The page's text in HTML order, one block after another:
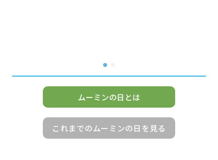
ムーミンの日とは
これまでのムーミンの日を見る